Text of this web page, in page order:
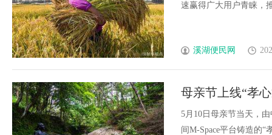
速赢得广大用户青睐，
溪湖便民网
母亲节上线“孝
新实践
5月10日母亲节当天，
间M-Space平台铸造的
全新视觉盛宴的影视 深入解析豆瓣影院：影迷不可错
优质观影平台